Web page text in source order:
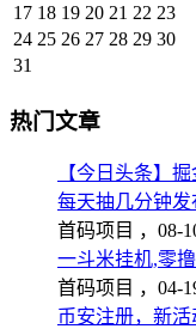
17 18 19 20 21 22 23
24 25 26 27 28 29 30
31
热门文章
【今日头条】
每天抽几分钟发
首码项目 ， 08-
一斗米挂机,零
首码项目 ， 04-
币安注册，新